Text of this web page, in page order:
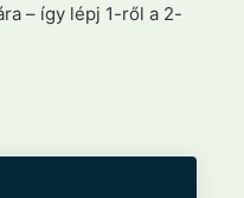
– így lépj 1-ről a 2-